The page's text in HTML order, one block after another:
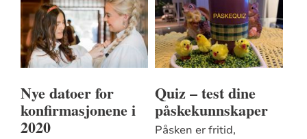
Nye datoer for
konfirmasjonene i
2020
Quiz – test dine
påskekunnskaper
Påsken er fritid,